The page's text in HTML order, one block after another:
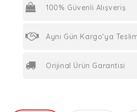
100% Güvenli Alışveriş
Aynı Gün Kargo'ya
Orijinal Ürün Garantisi